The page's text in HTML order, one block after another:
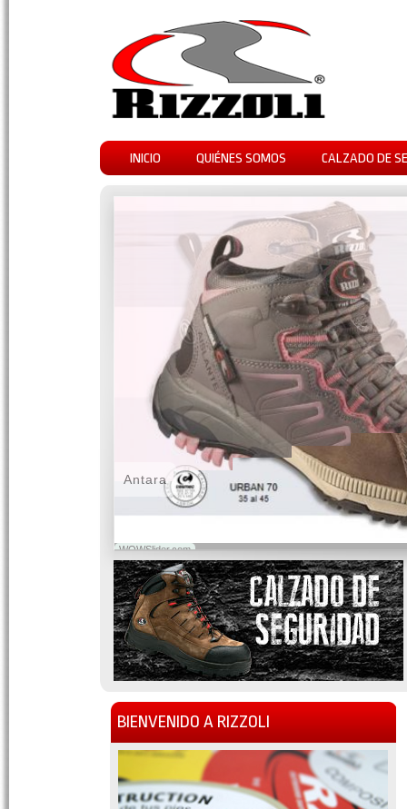
INICIO QUIÉNES SOMOS CALZADO DE
WOWSlider.com
Antara
BIENVENIDO A RIZZOLI